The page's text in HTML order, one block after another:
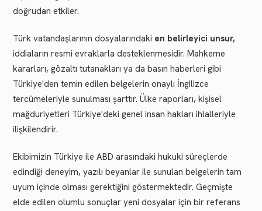
doğrudan etkiler.
Türk vatandaşlarının dosyalarındaki en belirleyici unsur,
iddiaların resmi evraklarla desteklenmesidir. Mahkeme
kararları, gözaltı tutanakları ya da basın haberleri gibi
Türkiye'den temin edilen belgelerin onaylı İngilizce
tercümeleriyle sunulması şarttır. Ülke raporları, kişisel
mağduriyetleri Türkiye'deki genel insan hakları ihlalleriyle
ilişkilendirir.
Ekibimizin Türkiye ile ABD arasındaki hukuki süreçlerde
edindiği deneyim, yazılı beyanlar ile sunulan belgelerin tam
uyum içinde olması gerektiğini göstermektedir. Geçmişte
elde edilen olumlu sonuçlar yeni dosyalar için bir referans